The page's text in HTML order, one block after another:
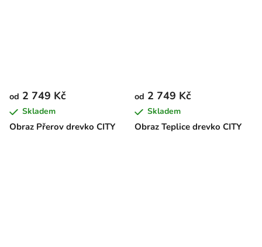
Obraz Přerov drevko CITY
od 2 749 Kč
Skladem
Obraz Teplice drevko CITY
od 2 749 Kč
Skladem